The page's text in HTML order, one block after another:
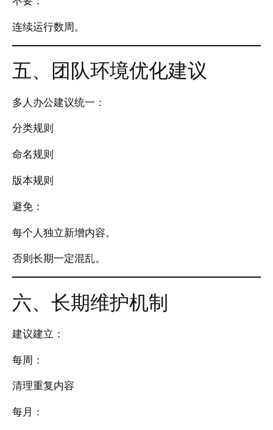
连续运行数周。
五、团队环境优化建议
多人办公建议统一：
分类规则
命名规则
版本规则
避免：
每个人独立新增内容。
否则长期一定混乱。
六、长期维护机制
建议建立：
每周：
清理重复内容
每月：